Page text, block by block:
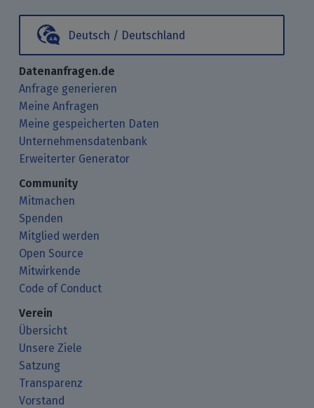
Deutsch / Deutschland
Datenanfragen.de
Anfrage generieren
Meine Anfragen
Meine gespeicherten Daten
Unternehmensdatenbank
Erweiterter Generator
Community
Mitmachen
Spenden
Mitglied werden
Open Source
Mitwirkende
Code of Conduct
Verein
Übersicht
Unsere Ziele
Satzung
Transparenz
Vorstand